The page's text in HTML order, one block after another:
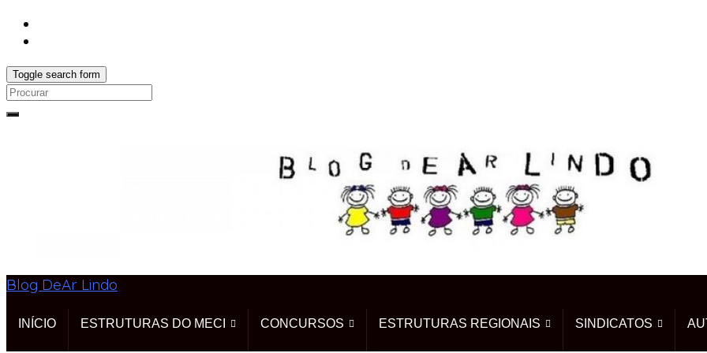
Toggle search form
Search
Blog DeAr Lindo
INÍCIO ESTRUTURAS DO MECI CONCURSOS ESTRUTURAS REGIONAIS SINDICATOS